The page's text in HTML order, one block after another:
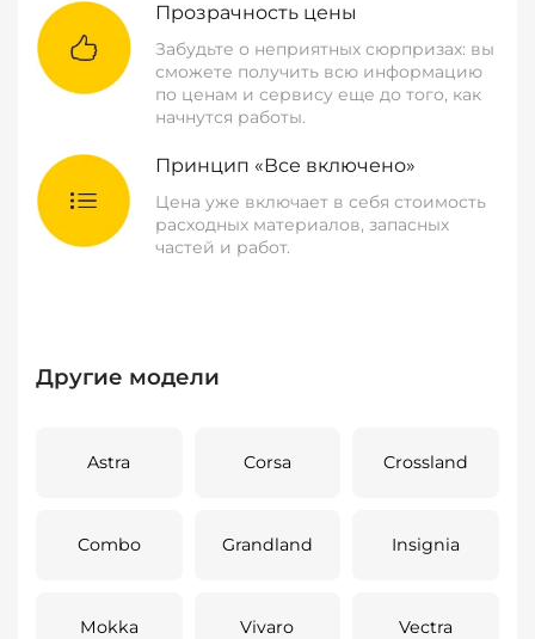
Прозрачность цены
Забудьте о неприятных сюрпризах: вы
сможете получить всю информацию
по ценам и сервису еще до того, как
начнутся работы.
Принцип «Все включено»
Цена уже включает в себя стоимость
расходных материалов, запасных
частей и работ.
Другие модели
Astra Corsa Crossland
Combo Grandland Insignia
Mokka Vivaro Vectra